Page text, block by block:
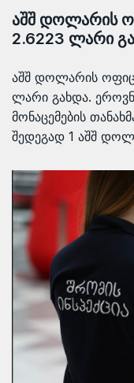
აშშ დოლარის
2.6223 ლარი
აშშ დოლარის
ლარი გახდა.
მონაცემების
შედეგად 1 აშშ